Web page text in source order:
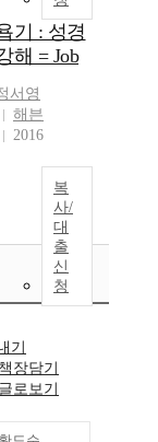
기 : 성경
해 = Job
서영
해븐
2016
복
사/
대
출
신
청
기
장담기
로보기